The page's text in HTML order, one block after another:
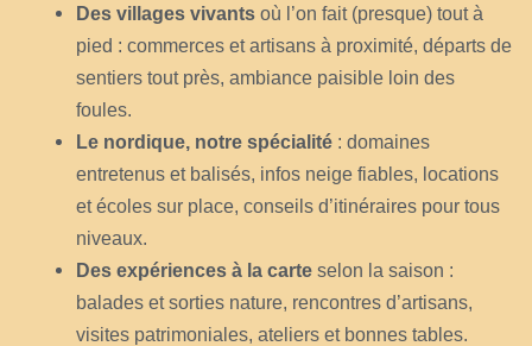
Des villages vivants où l’on fait (presque) tout à
pied : commerces et artisans à proximité, départs de
sentiers tout près, ambiance paisible loin des
foules.
Le nordique, notre spécialité : domaines
entretenus et balisés, infos neige fiables, locations
et écoles sur place, conseils d’itinéraires pour tous
niveaux.
Des expériences à la carte selon la saison :
balades et sorties nature, rencontres d’artisans,
visites patrimoniales, ateliers et bonnes tables.